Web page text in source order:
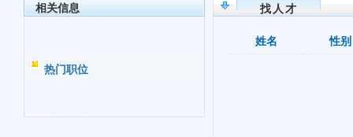
相关信息
热门职位
找人才
姓名 性别